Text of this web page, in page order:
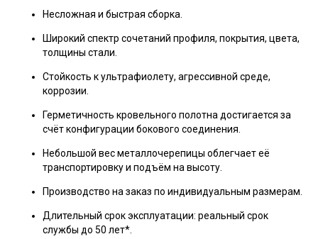
Несложная и быстрая сборка.
Широкий спектр сочетаний профиля, покрытия, цвета,
толщины стали.
Стойкость к ультрафиолету, агрессивной среде,
коррозии.
Герметичность кровельного полотна достигается за
счёт конфигурации бокового соединения.
Небольшой вес металлочерепицы облегчает её
транспортировку и подъём на высоту.
Производство на заказ по индивидуальным размерам.
Длительный срок эксплуатации: реальный срок
службы до 50 лет*.